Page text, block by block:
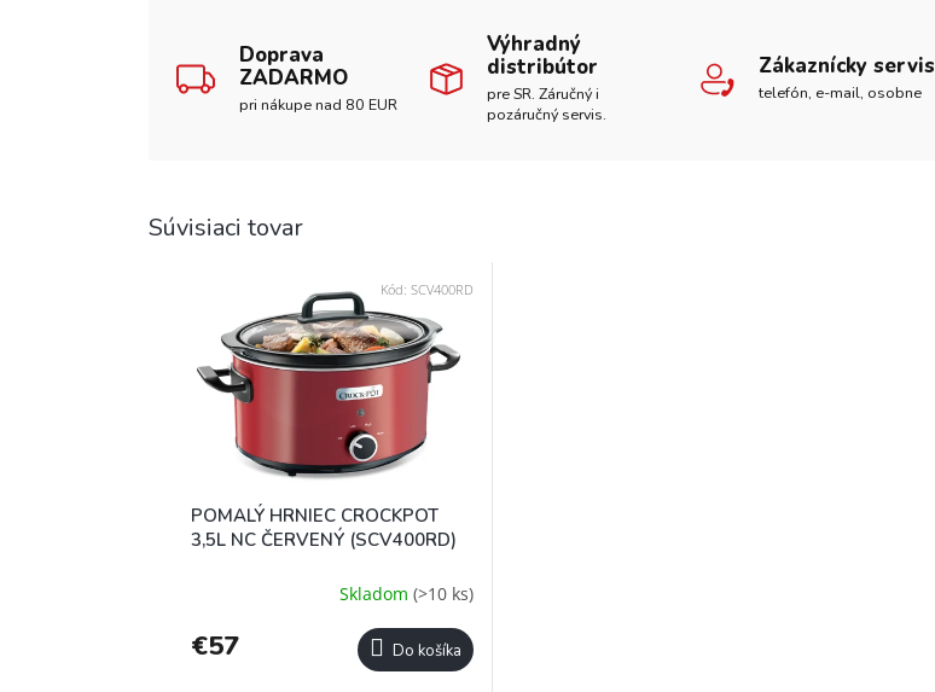
Doprava
ZADARMO
pri nákupe nad 80 EUR
Výhradný
distribútor
pre SR. Záručný i
pozáručný servis.
Zákaznícky servis
telefón, e-mail, osobne
Súvisiaci tovar
POMALÝ HRNIEC CROCKPOT
3,5L NC ČERVENÝ (SCV400RD)
Skladom (>10 ks)
€57 Do košíka
Kód: SCV400RD